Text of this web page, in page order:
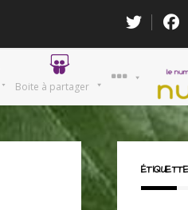
Boite à partager